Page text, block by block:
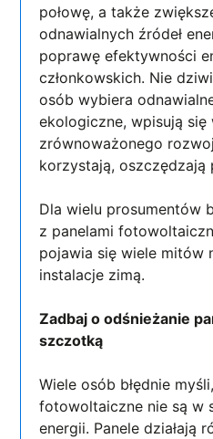
połowę, a także
odnawialnych źródeł
poprawę efektywności
członkowskich. Nie
osób wybiera
ekologiczne, wpisują się
zrównoważonego
korzystają, oszczędzają
Dla wielu prosumentów
z panelami
pojawia się wiele mitów
instalacje zimą.
Zadbaj o odśnieżanie
szczotką
Wiele osób błędnie
fotowoltaiczne nie są w
energii. Panele działają